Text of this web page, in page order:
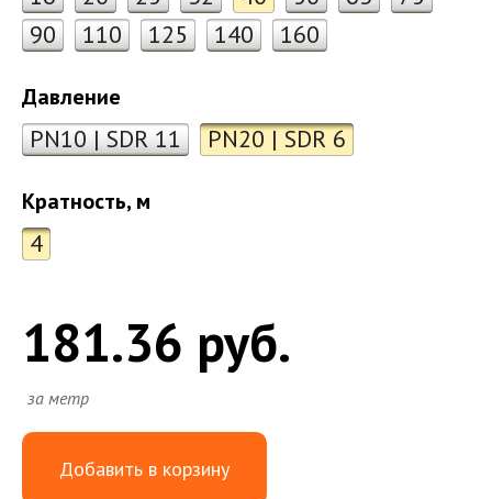
90
110 125 140 160
Давление
PN10 | SDR 11 PN20 | SDR 6
Кратность, м
4
181.36 руб.
за метр
Добавить в корзину